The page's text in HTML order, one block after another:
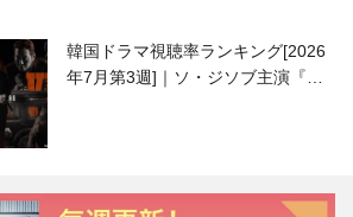
韓国ドラマ視聴率ランキング[2026
年7月第3週]｜ソ・ジソブ主演『エ